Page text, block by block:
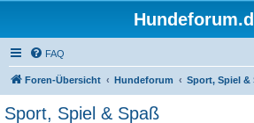
FAQ
Foren-Übersicht Hundeforum Sport, Spiel &
Sport, Spiel & Spaß